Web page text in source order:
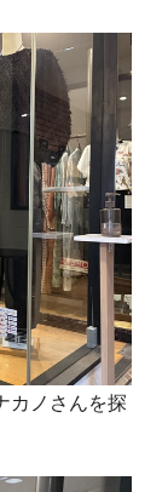
カノさんを探